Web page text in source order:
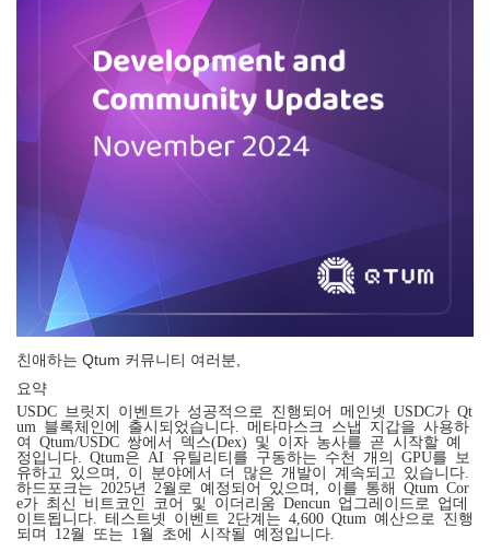
친애하는 Qtum 커뮤니티 여러분,
요약
USDC 브릿지 이벤트가 성공적으로 진행되어 메인넷 USDC가 Qt
um 블록체인에 출시되었습니다. 메타마스크 스냅 지갑을 사용하
여 Qtum/USDC 쌍에서 덱스(Dex) 및 이자 농사를 곧 시작할 예
정입니다. Qtum은 AI 유틸리티를 구동하는 수천 개의 GPU를 보
유하고 있으며, 이 분야에서 더 많은 개발이 계속되고 있습니다.
하드포크는 2025년 2월로 예정되어 있으며, 이를 통해 Qtum Cor
e가 최신 비트코인 ​​코어 및 이더리움 Dencun 업그레이드로 업데
이트됩니다. 테스트넷 이벤트 2단계는 4,600 Qtum 예산으로 진행
되며 12월 또는 1월 초에 시작될 예정입니다.